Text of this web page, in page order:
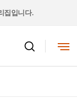
집입니다.